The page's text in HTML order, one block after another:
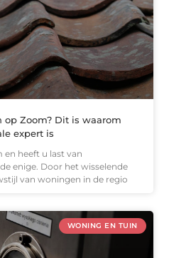
Zoom? Dit is waarom
expert is
en heeft u last van
enige. Door het wisselende
van woningen in de regio
WONING EN TUIN